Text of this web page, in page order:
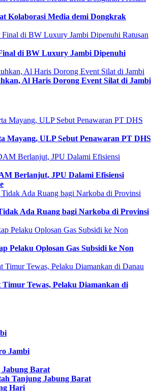
Kolaborasi Media demi Dongkrak
di BW Luxury Jambi Dipenuhi
Al Haris Dorong Event Silat di Jambi
Mayang, ULP Sebut Penawaran PT DHS
Berlanjut, JPU Dalami Efisiensi
Ada Ruang bagi Narkoba di Provinsi
Pelaku Oplosan Gas Subsidi ke Non
Tewas, Pelaku Diamankan di
Jambi
Barat
Tanjung Jabung Barat
Hari